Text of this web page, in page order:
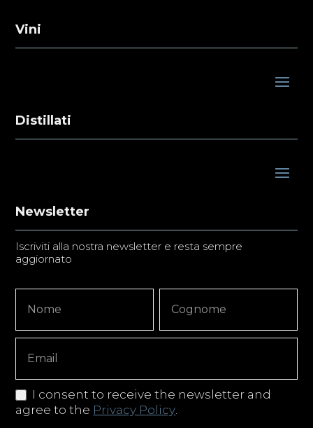
Vini
Distillati
Newsletter
Iscriviti alla nostra newsletter e resta sempre
aggiornato
Signup
Copy
I consent to receive the newsletter and
agree to the Privacy Policy